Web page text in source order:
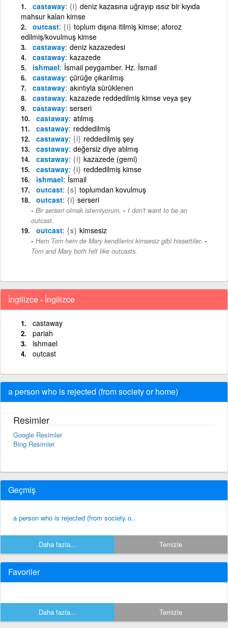
castaway {i} deniz kazasına uğrayıp ıssız bir kıyıda
mahsur kalan kimse
outcast {i} toplum dışına itilmiş kimse; aforoz
edilmiş/kovulmuş kimse
castaway deniz kazazedesi
castaway kazazede
ishmael İsmail peygamber. Hz. İsmail
castaway çürüğe çıkarılmış
castaway akıntıyla sürüklenen
castaway kazazede reddedilmiş kimse veya şey
castaway serseri
castaway atılmış
castaway reddedilmiş
castaway {i} reddedilmiş şey
castaway değersiz diye atılmış
castaway {i} kazazede (gemi)
castaway {i} reddedilmiş kimse
ishmael İsmail
outcast {s} toplumdan kovulmuş
outcast {i} serseri
Bir serseri olmak istemiyorum. - I don't want to be an
outcast.
outcast {s} kimsesiz
Hem Tom hem de Mary kendilerini kimsesiz gibi hissettiler. -
Tom and Mary both felt like outcasts.
İngilizce - İngilizce
castaway
pariah
ishmael
outcast
a person who is rejected (from society or home)
Resimler
Google Resimler
Bing Resimler
Geçmiş
a person who is rejected (from society o..
Daha fazla... Temizle
Favoriler
Daha fazla... Temizle